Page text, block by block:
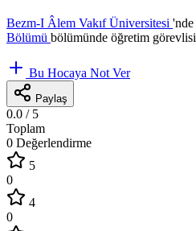
Bezm-I Âlem Vakıf Üniversitesi 'nde
Bölümü bölümünde öğretim görevlisi
Bu Hocaya Not Ver
Paylaş
0.0 / 5
Toplam
0 Değerlendirme
5
0
4
0